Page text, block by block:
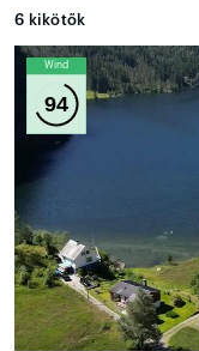
6 kikötők
Wind
94